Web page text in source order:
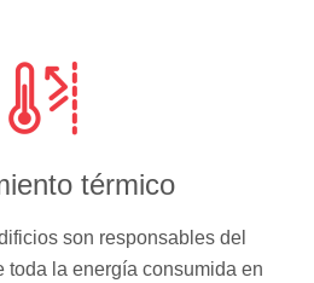
térmico
son responsables del
toda la energía consumida en